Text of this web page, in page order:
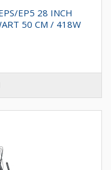
EP5 28 INCH
50 CM / 418W